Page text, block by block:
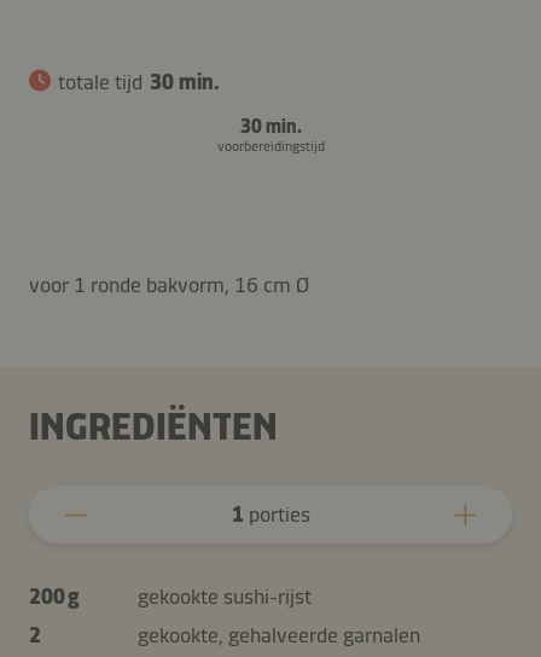
totale tijd 30 min.
30 min.
voorbereidingstijd
voor 1 ronde bakvorm, 16 cm Ø
INGREDIËNTEN
1 porties
200 g
gekookte sushi-rijst
2
gekookte, gehalveerde garnalen